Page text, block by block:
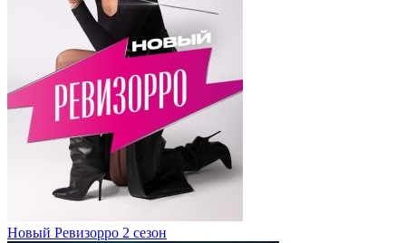
Новый Ревизорро 2 сезон